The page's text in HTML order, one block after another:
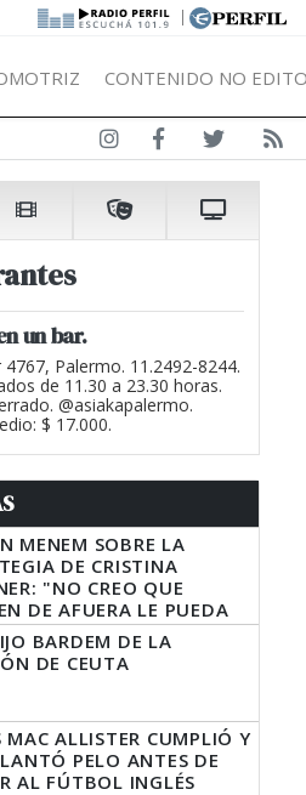
|
CONTENIDO NO
un bar.
4767, Palermo. 11.2492-8244.
de 11.30 a 23.30 horas.
@asiakapalermo.
$ 17.000.
MENEM SOBRE LA
DE CRISTINA
"NO CREO QUE
DE AFUERA LE PUEDA
LA JUSTICIA LO QUE
HACER"
BARDEM DE LA
DE CEUTA
MAC ALLISTER CUMPLIÓ Y
PELO ANTES DE
AL FÚTBOL INGLÉS